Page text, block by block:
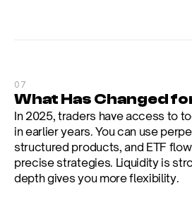
07
What Has Changed
In 2025, traders have access to
in earlier years. You can use
structured products, and ETF
precise strategies. Liquidity is
depth gives you more flexibility.